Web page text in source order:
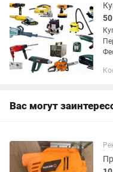
Вас могут